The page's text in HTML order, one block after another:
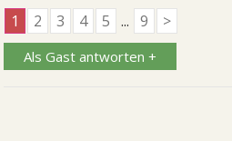
1 2 3 4 5 ... 9 >
Als Gast antworten +